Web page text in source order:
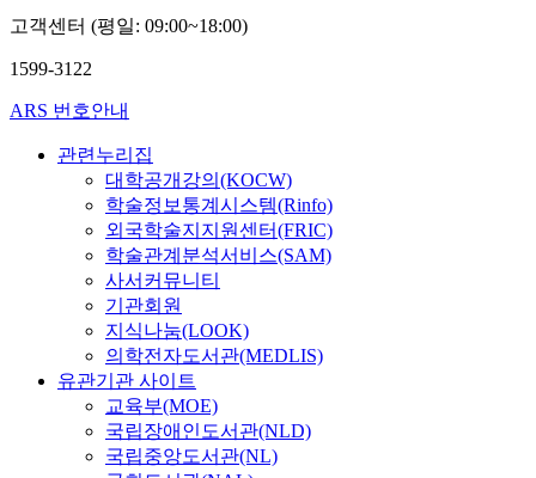
고객센터 (평일: 09:00~18:00)
1599-3122
ARS 번호안내
관련누리집
대학공개강의(KOCW)
학술정보통계시스템(Rinfo)
외국학술지지원센터(FRIC)
학술관계분석서비스(SAM)
사서커뮤니티
기관회원
지식나눔(LOOK)
의학전자도서관(MEDLIS)
유관기관 사이트
교육부(MOE)
국립장애인도서관(NLD)
국립중앙도서관(NL)